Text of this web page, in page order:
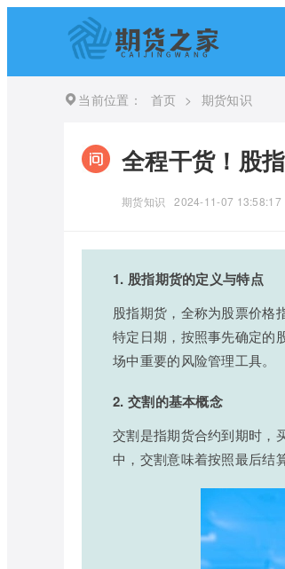
当前位置： 首页 > 期货知识
全程干货！股
期货知识 2024-11-07 13:58:17
1. 股指期货的定义与特点
股指期货，全称为股票价格
特定日期，按照事先确定的
场中重要的风险管理工具。
2. 交割的基本概念
交割是指期货合约到期时，
中，交割意味着按照最后结